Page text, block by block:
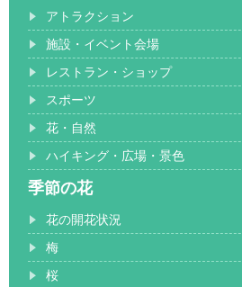
アトラクション
施設・イベント会場
レストラン・ショップ
スポーツ
花・自然
ハイキング・広場・景色
季節の花
花の開花状況
梅
桜